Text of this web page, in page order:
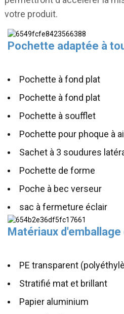
votre produit.
Pochette adaptée à
Pochette à fond plat
Pochette à fond plat
Pochette à soufflet
Pochette pour phoque à
Sachet à 3 soudures
Pochette de forme
Poche à bec verseur
sac à fermeture éclair
Matériaux d'emballage
PE transparent
Stratifié mat et brillant
Papier aluminium